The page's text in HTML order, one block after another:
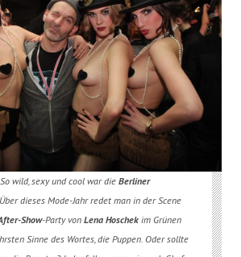
wild, sexy und cool war die Berliner
dieses Mode-Jahr redet man in der Scene
Show-Party von Lena Hoschekim Grünen
Sinne des Wortes, die Puppen. Oder sollte